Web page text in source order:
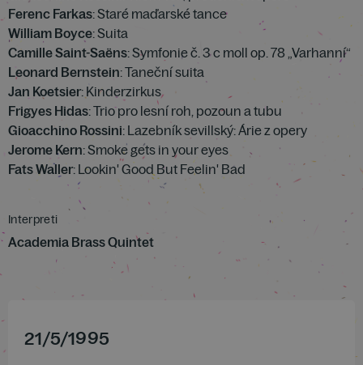
Ferenc Farkas: Staré maďarské tance
William Boyce: Suita
Camille Saint-Saëns: Symfonie č. 3 c moll op. 78 „Varhanní“
Leonard Bernstein: Taneční suita
Jan Koetsier: Kinderzirkus
Frigyes Hidas: Trio pro lesní roh, pozoun a tubu
Gioacchino Rossini: Lazebník sevillský: Árie z opery
Jerome Kern: Smoke gets in your eyes
Fats Waller: Lookin' Good But Feelin' Bad
Interpreti
Academia Brass Quintet
21/5/1995